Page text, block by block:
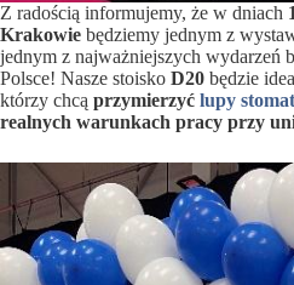
Z radością informujemy, że w dniach
Krakowie będziemy jednym z
jednym z najważniejszych wydarzeń
Polsce! Nasze stoisko D20 będzie
którzy chcą przymierzyć lupy
realnych warunkach pracy przy